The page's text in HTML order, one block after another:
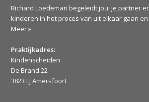
Richard Loedeman begeleidt jou, je partner
kinderen in het proces van uit elkaar gaan
Meer »
Praktijkadres:
Kindenscheiden
De Brand 22
3823 LJ Amersfoort